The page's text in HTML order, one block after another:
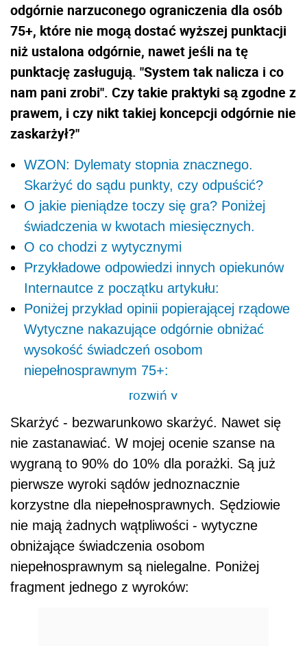
odgórnie narzuconego ograniczenia dla osób
75+, które nie mogą dostać wyższej punktacji
niż ustalona odgórnie, nawet jeśli na tę
punktację zasługują. "System tak nalicza i co
nam pani zrobi". Czy takie praktyki są zgodne z
prawem, i czy nikt takiej koncepcji odgórnie nie
zaskarżył?"
WZON: Dylematy stopnia znacznego.
Skarżyć do sądu punkty, czy odpuścić?
O jakie pieniądze toczy się gra? Poniżej
świadczenia w kwotach miesięcznych.
O co chodzi z wytycznymi
Przykładowe odpowiedzi innych opiekunów
Internautce z początku artykułu:
Poniżej przykład opinii popierającej rządowe
Wytyczne nakazujące odgórnie obniżać
wysokość świadczeń osobom
niepełnosprawnym 75+:
rozwiń>
Skarżyć - bezwarunkowo skarżyć. Nawet się
nie zastanawiać. W mojej ocenie szanse na
wygraną to 90% do 10% dla porażki. Są już
pierwsze wyroki sądów jednoznacznie
korzystne dla niepełnosprawnych. Sędziowie
nie mają żadnych wątpliwości - wytyczne
obniżające świadczenia osobom
niepełnosprawnym są nielegalne. Poniżej
fragment jednego z wyroków: